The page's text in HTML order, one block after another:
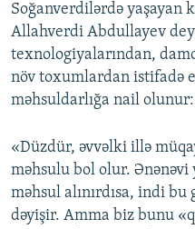
Soğanverdilərdə yaşayan
Allahverdi Abdullayev
texnologiyalarından,
növ toxumlardan istifadə
məhsuldarlığa nail olunur:
«Düzdür, əvvəlki illə
məhsulu bol olur.
məhsul alınırdısa, indi
dəyişir. Amma biz bunu